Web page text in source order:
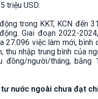
triệu USD.
trong KKT, KCN đến
Giai đoạn 2022-
27.096 việc làm mới, bình
thu nhập trung bình của
đồng/người/tháng, bằng
nước ngoài chưa đạt